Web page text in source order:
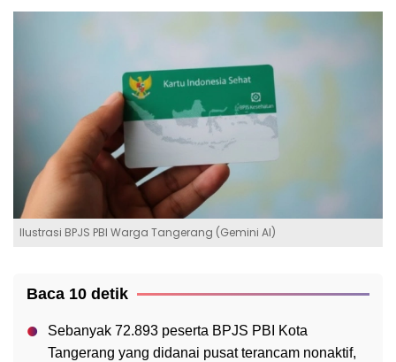
Ilustrasi BPJS PBI Warga Tangerang (Gemini AI)
Baca 10 detik
Sebanyak 72.893 peserta BPJS PBI Kota
Tangerang yang didanai pusat terancam nonaktif,